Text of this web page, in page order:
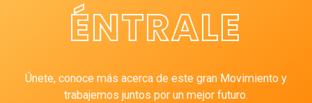
ÉNTRALE
Únete, conoce más acerca de este gran Movimiento y
trabajemos juntos por un mejor futuro.